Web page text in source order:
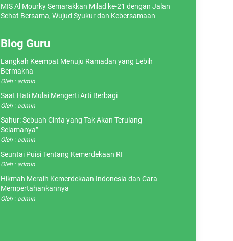
MIS Al Mourky Semarakkan Milad ke-21 dengan Jalan
Sehat Bersama, Wujud Syukur dan Kebersamaan
Blog Guru
Langkah Keempat Menuju Ramadan yang Lebih
Bermakna
Oleh : admin
Saat Hati Mulai Mengerti Arti Berbagi
Oleh : admin
Sahur: Sebuah Cinta yang Tak Akan Terulang
Selamanya”
Oleh : admin
Seuntai Puisi Tentang Kemerdekaan RI
Oleh : admin
Hikmah Meraih Kemerdekaan Indonesia dan Cara
Mempertahankannya
Oleh : admin